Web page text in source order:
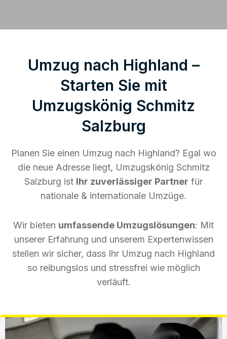
Umzug nach Highland –
Starten Sie mit
Umzugskönig Schmitz
Salzburg
Planen Sie einen Umzug nach Highland? Egal wo
die neue Adresse liegt, Umzugskönig Schmitz
Salzburg ist Ihr zuverlässiger Partner für
nationale & internationale Umzüge.
Wir bieten umfassende Umzugslösungen: Mit
unserer Erfahrung und unserem Expertenwissen
stellen wir sicher, dass Ihr Umzug nach Highland
so reibungslos und stressfrei wie möglich
verläuft.